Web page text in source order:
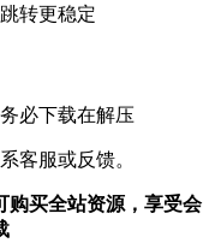
转更稳定
必下载在解压
客服或反馈。
购买全站资源，享受会